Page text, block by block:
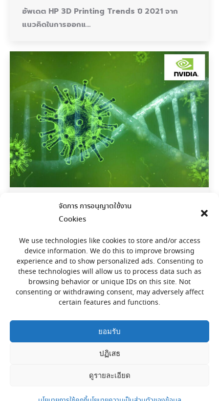
จัดการ การอนุญาตใช้งาน
Cookies
We use technologies like cookies to store and/or access
device information. We do this to improve browsing
experience and to show personalized ads. Consenting to
these technologies will allow us to process data such as
browsing behavior or unique IDs on this site. Not
consenting or withdrawing consent, may adversely affect
certain features and functions.
ยอมรับ
ปฏิเสธ
ดูรายละเอียด
อัพเดต HP 3D Printing Trends ปี 2021 จาก
แนวคิดในการออกแ…
NVIDIA! สนับสนุนพัฒนาวัคซีน COVID-19
TechInside Byadmin
NVIDIA! สนับสนุนพัฒนาวัคซีน COVID-19 สำหรับ
นักวิจัยทั่ว…
สงวนลิขสิทธิ์ © โดย พีไอ เทค 733 ซ.ทวีรัตน์ อ.หาดใหญ่ จ.สงขลา
PI Tech, 733 Soi Thaveerat Hatyai, Songkhla 90110